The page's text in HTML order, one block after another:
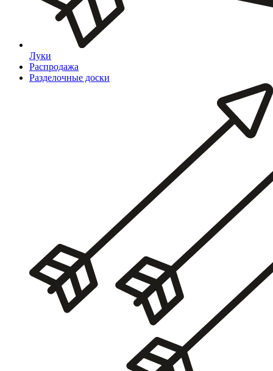
Луки
Распродажа
Разделочные доски